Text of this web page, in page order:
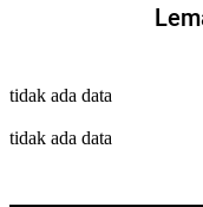
tidak ada data
tidak ada data